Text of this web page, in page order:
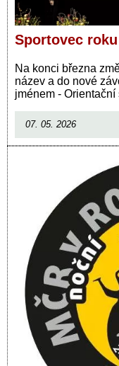
Sportovec
Na konci března
název a do nové
jménem - Orientační
07. 05. 2026